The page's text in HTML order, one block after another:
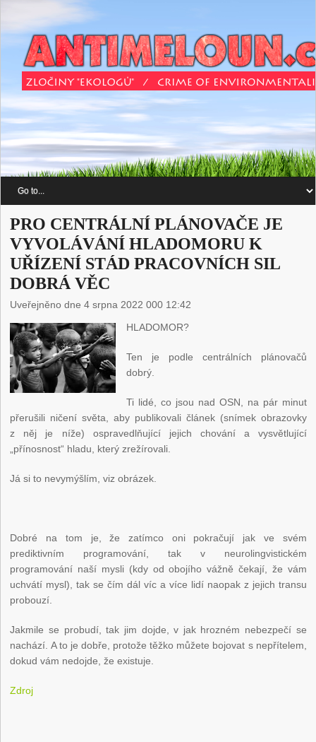
PRO CENTRÁLNÍ PLÁNOVAČE JE
VYVOLÁVÁNÍ HLADOMORU K
UŘÍZENÍ STÁD PRACOVNÍCH SIL
DOBRÁ VĚC
Uveřejněno dne 4 srpna 2022 000 12:42
HLADOMOR?
Ten je podle centrálních plánovačů
dobrý.
Ti lidé, co jsou nad OSN, na pár minut
přerušili ničení světa, aby publikovali článek (snímek obrazovky
z něj je níže) ospravedlňující jejich chování a vysvětlující
„přínosnost“ hladu, který zrežírovali.
Já si to nevymýšlím, viz obrázek.
Dobré na tom je, že zatímco oni pokračují jak ve svém
prediktivním programování, tak v neurolingvistickém
programování naší mysli (kdy od obojího vážně čekají, že vám
uchvátí mysl), tak se čím dál víc a více lidí naopak z jejich transu
probouzí.
Jakmile se probudí, tak jim dojde, v jak hrozném nebezpečí se
nachází. A to je dobře, protože těžko můžete bojovat s nepřítelem,
dokud vám nedojde, že existuje.
Zdroj